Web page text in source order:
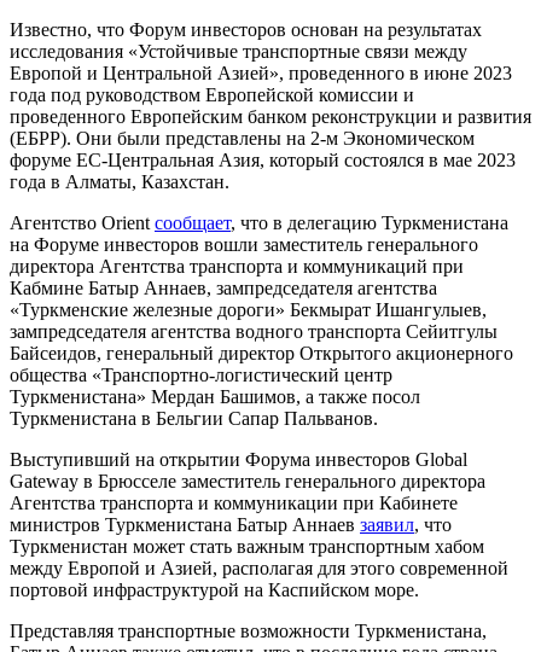
Известно, что Форум инвесторов основан на результатах
исследования «Устойчивые транспортные связи между
Европой и Центральной Азией», проведенного в июне 2023
года под руководством Европейской комиссии и
проведенного Европейским банком реконструкции и развития
(ЕБРР). Они были представлены на 2-м Экономическом
форуме ЕС-Центральная Азия, который состоялся в мае 2023
года в Алматы, Казахстан.
Агентство Orient сообщает, что в делегацию Туркменистана
на Форуме инвесторов вошли заместитель генерального
директора Агентства транспорта и коммуникаций при
Кабмине Батыр Аннаев, зампредседателя агентства
«Туркменские железные дороги» Бекмырат Ишангулыев,
зампредседателя агентства водного транспорта Сейитгулы
Байсеидов, генеральный директор Открытого акционерного
общества «Транспортно-логистический центр
Туркменистана» Мердан Башимов, а также посол
Туркменистана в Бельгии Сапар Пальванов.
Выступивший на открытии Форума инвесторов Global
Gateway в Брюсселе заместитель генерального директора
Агентства транспорта и коммуникации при Кабинете
министров Туркменистана Батыр Аннаев заявил, что
Туркменистан может стать важным транспортным хабом
между Европой и Азией, располагая для этого современной
портовой инфраструктурой на Каспийском море.
Представляя транспортные возможности Туркменистана,